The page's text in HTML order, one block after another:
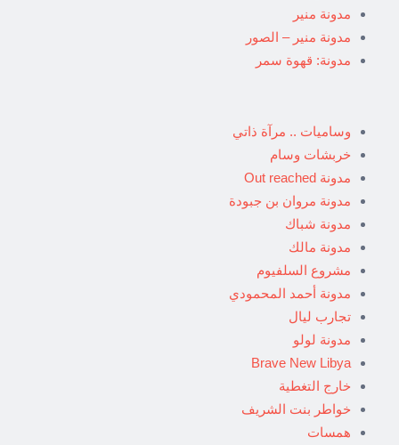
مدونة منير
مدونة منير – الصور
مدونة: قهوة سمر
وساميات .. مرآة ذاتي
خربشات وسام
مدونة Out reached
مدونة مروان بن جبودة
مدونة شباك
مدونة مالك
مشروع السلفيوم
مدونة أحمد المحمودي
تجارب ليال
مدونة لولو
Brave New Libya
خارج التغطية
خواطر بنت الشريف
همسات